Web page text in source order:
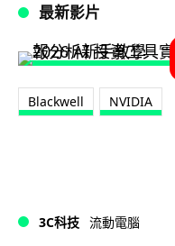
最新影片
Blackwell NVIDIA
3C科技 流動電腦